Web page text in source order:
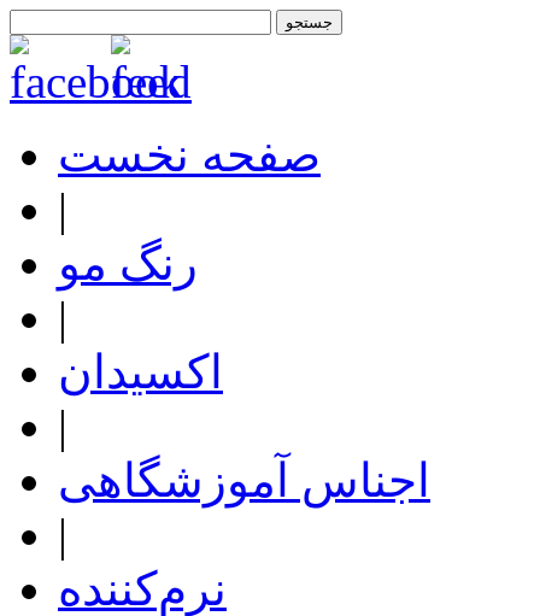
صفحه نخست
|
رنگ مو
|
اکسیدان
|
اجناس آموزشگاهی
|
نرم‌کننده